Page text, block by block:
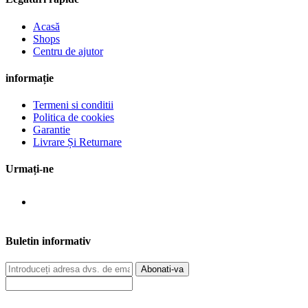
Acasă
Shops
Centru de ajutor
informație
Termeni si conditii
Politica de cookies
Garantie
Livrare Și Returnare
Urmați-ne
Buletin informativ
Abonati-va